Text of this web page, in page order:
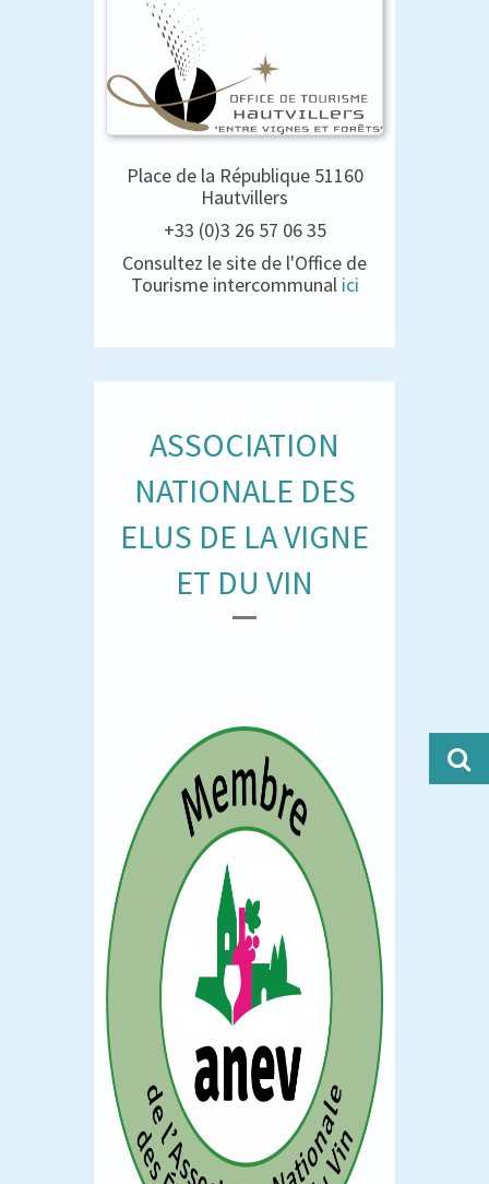
Place de la République 51160
Hautvillers
+33 (0)3 26 57 06 35
Consultez le site de l'Office de
Tourisme intercommunal ici
ASSOCIATION
NATIONALE DES
ELUS DE LA VIGNE
ET DU VIN